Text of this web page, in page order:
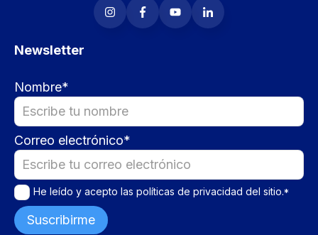
Newsletter
Nombre*
Correo electrónico*
He leído y acepto las políticas de privacidad del sitio.*